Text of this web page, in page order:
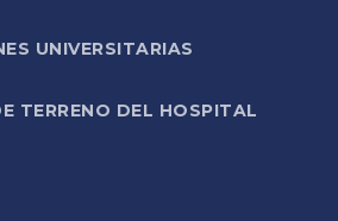
UNIVERSITARIAS
TERRENO DEL HOSPITAL